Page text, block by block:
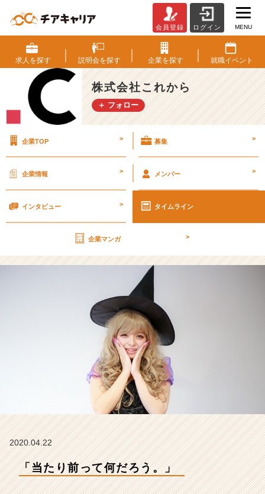
た
り
前
っ
て
何
【株
社
ら
の
タ
ラ
ン】
ベ
ン
チ
ャ
ー・
成
か
ら
会員登録 ログイン MENU
求人を探す 説明会を探す 企業を探す 就職イベント
株式会社これから
＋ フォロー
企業TOP > 募集 >
企業情報 > メンバー >
インタビュー > タイムライン
企業マンガ >
2020.04.22
「当たり前って何だろう。」